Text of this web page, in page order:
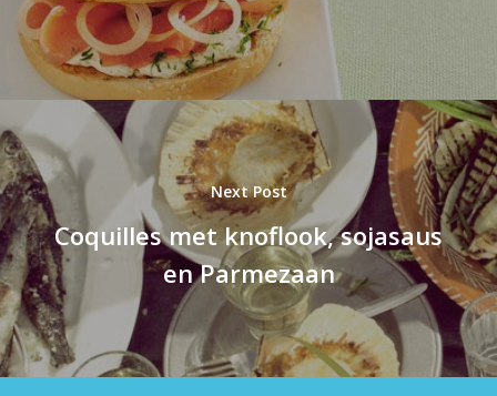
Next Post
Coquilles met knoflook, sojasaus
en Parmezaan